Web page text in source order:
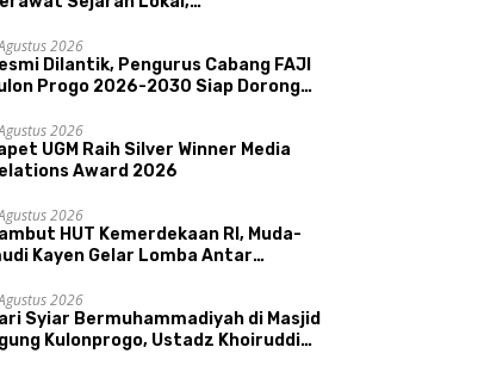
dan Ekologi Klaten
2026
Dilantik, Pengurus Cabang FAJI
Progo 2026-2030 Siap Dorong
Progo
2026
UGM Raih Silver Winner Media
Award 2026
2026
HUT Kemerdekaan RI, Muda-
Kayen Gelar Lomba Antar
2026
Syiar Bermuhammadiyah di Masjid
Kulonprogo, Ustadz Khoiruddin